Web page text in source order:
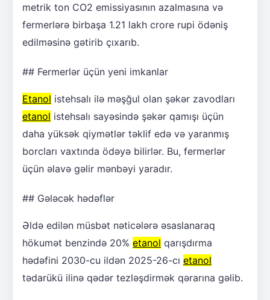
metrik ton CO2 emissiyasının azalmasına və
fermerlərə birbaşa 1.21 lakh crore rupi ödəniş
edilməsinə gətirib çıxarıb.
## Fermerlər üçün yeni imkanlar
Etanol istehsalı ilə məşğul olan şəkər zavodları
etanol istehsalı sayəsində şəkər qamışı üçün
daha yüksək qiymətlər təklif edə və yaranmış
borcları vaxtında ödəyə bilirlər. Bu, fermerlər
üçün əlavə gəlir mənbəyi yaradır.
## Gələcək hədəflər
Əldə edilən müsbət nəticələrə əsaslanaraq
hökumət benzində 20% etanol qarışdırma
hədəfini 2030-cu ildən 2025-26-cı etanol
tədarükü ilinə qədər tezləşdirmək qərarına gəlib.